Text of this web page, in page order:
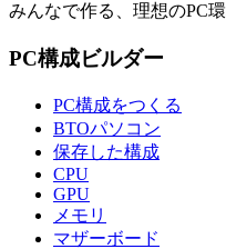
みんなで作る、理想のPC
PC構成ビルダー
PC構成をつくる
BTOパソコン
保存した構成
CPU
GPU
メモリ
マザーボード